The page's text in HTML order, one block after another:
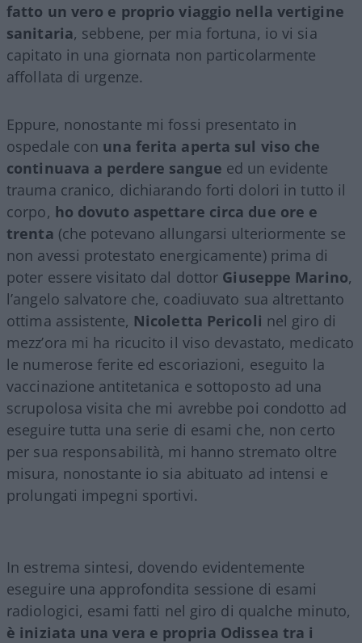
fatto un vero e proprio viaggio nella vertigine
sanitaria, sebbene, per mia fortuna, io vi sia
capitato in una giornata non particolarmente
affollata di urgenze.
Eppure, nonostante mi fossi presentato in
ospedale con una ferita aperta sul viso che
continuava a perdere sangue ed un evidente
trauma cranico, dichiarando forti dolori in tutto il
corpo, ho dovuto aspettare circa due ore e
trenta (che potevano allungarsi ulteriormente se
non avessi protestato energicamente) prima di
poter essere visitato dal dottor Giuseppe Marino,
l’angelo salvatore che, coadiuvato sua altrettanto
ottima assistente, Nicoletta Pericoli nel giro di
mezz’ora mi ha ricucito il viso devastato, medicato
le numerose ferite ed escoriazioni, eseguito la
vaccinazione antitetanica e sottoposto ad una
scrupolosa visita che mi avrebbe poi condotto ad
eseguire tutta una serie di esami che, non certo
per sua responsabilità, mi hanno stremato oltre
misura, nonostante io sia abituato ad intensi e
prolungati impegni sportivi.
In estrema sintesi, dovendo evidentemente
eseguire una approfondita sessione di esami
radiologici, esami fatti nel giro di qualche minuto,
è iniziata una vera e propria Odissea tra i